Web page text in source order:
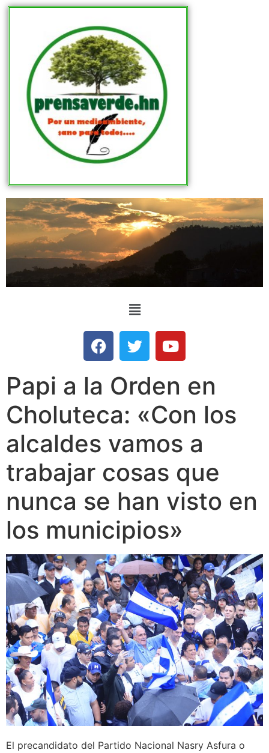
Papi a la Orden en
Choluteca: «Con los
alcaldes vamos a
trabajar cosas que
nunca se han visto en
los municipios»
El precandidato del Partido Nacional Nasry Asfura o